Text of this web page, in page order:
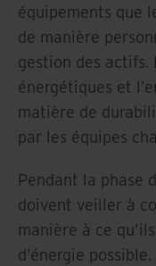
équipements que
de manière
gestion des actifs.
énergétiques et
matière de
par les équipes
Pendant la phase
doivent veiller à
manière à ce
d’énergie